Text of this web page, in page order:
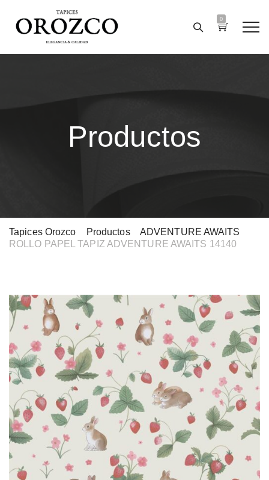
0
Productos
Tapices Orozco Productos> ADVENTURE AWAITS
ROLLO PAPEL TAPIZ ADVENTURE AWAITS 14140